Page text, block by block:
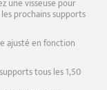
une visseuse pour
prochains supports
ajusté en fonction
tous les 1,50